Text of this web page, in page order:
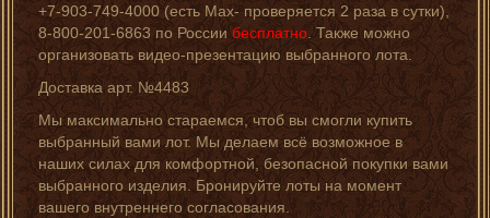
+7-903-749-4000 (есть Мах- проверяется 2 раза в сутки),
8-800-201-6863 по Россиибесплатно. Также можно
организовать видео-презентацию выбранного лота.
Доставка арт. №4483
Мы максимально стараемся, чтоб вы смогли купить
выбранный вами лот. Мы делаем всё возможное в
наших силах для комфортной, безопасной покупки вами
выбранного изделия. Бронируйте лоты на момент
вашего внутреннего согласования.